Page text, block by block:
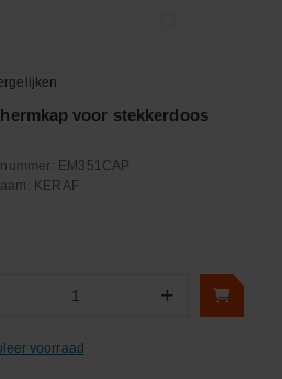
voor stekkerdoos
EM351CAP
KERAF
+
voorraad